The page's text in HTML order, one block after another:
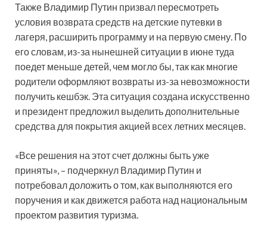
Также Владимир Путин призвал пересмотреть
условия возврата средств на детские путевки в
лагеря, расширить программу и на первую смену. По
его словам, из-за нынешней ситуации в июне туда
поедет меньше детей, чем могло бы, так как многие
родители оформляют возвраты из-за невозможности
получить кешбэк. Эта ситуация создана искусственно
и президент предложил выделить дополнительные
средства для покрытия акцией всех летних месяцев.
«Все решения на этот счет должны быть уже
приняты», – подчеркнул Владимир Путин и
потребовал доложить о том, как выполняются его
поручения и как движется работа над национальным
проектом развития туризма.